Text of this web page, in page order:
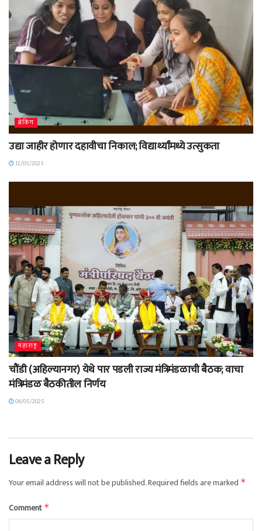
ब्रेकिंग
उद्या जाहीर होणार दहावीचा निकाल; विद्यार्थ्यांमध्ये उत्सुकता
12/05/2025
महाराष्ट्र
चौंडी (अहिल्यानगर) येथे पार पडली राज्य मंत्रिमंडळाची बैठक; वाचा
मंत्रिमंडळ बैठकीतील निर्णय
06/05/2025
Leave a Reply
Your email address will not be published.Required fields are marked *
Comment *